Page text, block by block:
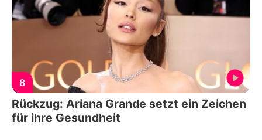
8
Rückzug: Ariana Grande setzt ein Zeichen
für ihre Gesundheit